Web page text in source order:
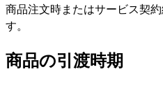
商品注文時またはサービス契
す。
商品の引渡時期